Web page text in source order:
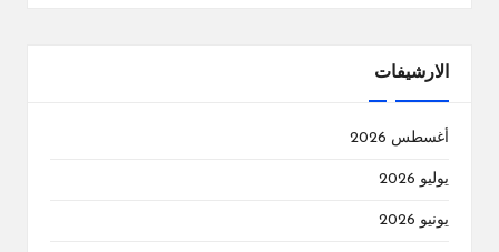
الارشيفات
أغسطس 2026
يوليو 2026
يونيو 2026